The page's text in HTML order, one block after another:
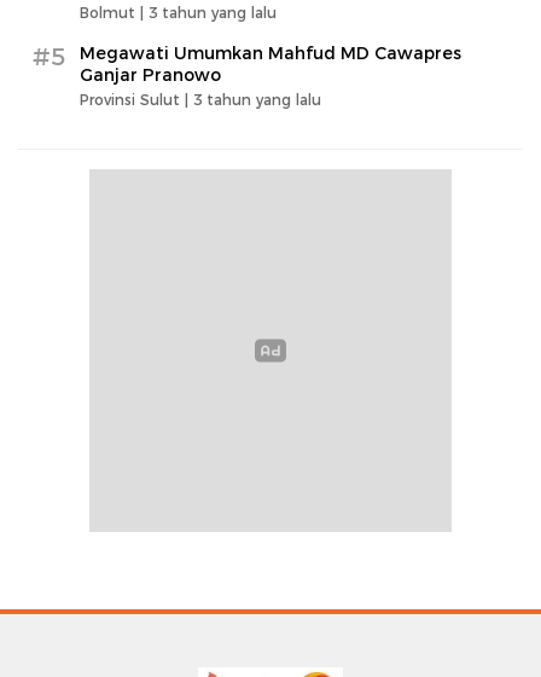
Bolmut | 3 tahun yang lalu
#5
Megawati Umumkan Mahfud MD Cawapres
Ganjar Pranowo
Provinsi Sulut | 3 tahun yang lalu